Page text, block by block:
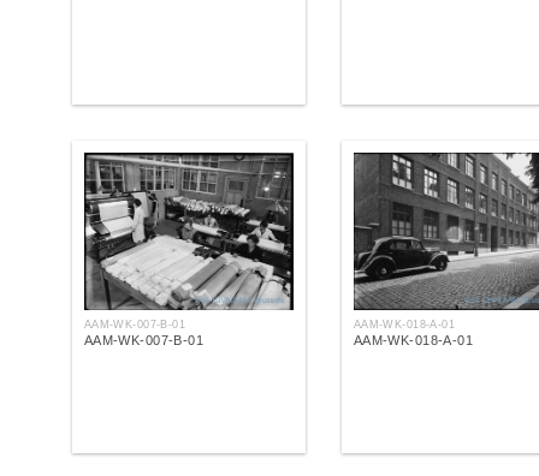
AAM-WK-007-B-01
AAM-WK-007-B-01
AAM-WK-018-A-01
AAM-WK-018-A-01